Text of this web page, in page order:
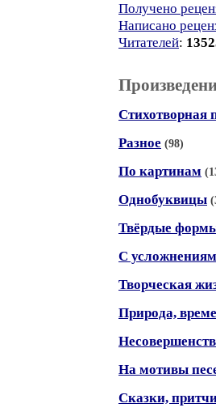
Получено
Написано
Читателей:
Стихотворная
Разное (98)
По картинам
Однобуквицы
Твёрдые
С
Творческая
Природа,
На мотивы
Сказки,